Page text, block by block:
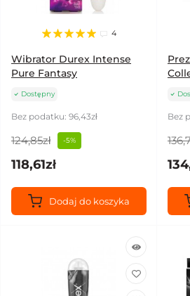
4
Wibrator Durex Intense
Pure Fantasy
Dostępny
Bez podatku: 96,43zł
124,85zł -5%
118,61zł
Dodaj do koszyka
Bez